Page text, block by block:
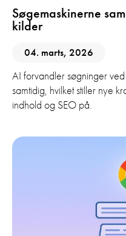
Søgemaskinerne
kilder
04. marts, 2026
AI forvandler søgninger
samtidig, hvilket stiller nye
indhold og SEO på.